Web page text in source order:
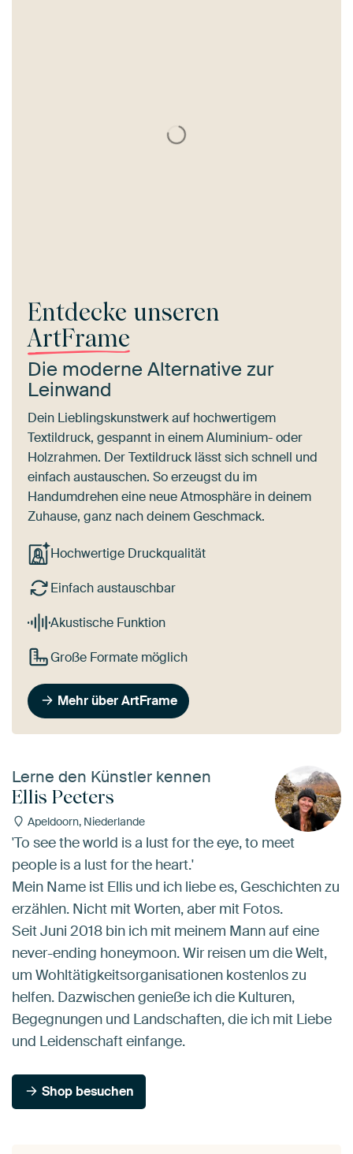
Entdecke unseren
ArtFrame
Die moderne Alternative zur
Leinwand
Dein Lieblingskunstwerk auf hochwertigem
Textildruck, gespannt in einem Aluminium- oder
Holzrahmen. Der Textildruck lässt sich schnell und
einfach austauschen. So erzeugst du im
Handumdrehen eine neue Atmosphäre in deinem
Zuhause, ganz nach deinem Geschmack.
Hochwertige Druckqualität
Einfach austauschbar
Akustische Funktion
Große Formate möglich
Mehr über ArtFrame
Lerne den Künstler kennen
Ellis Peeters
Apeldoorn, Niederlande
'To see the world is a lust for the eye, to meet
people is a lust for the heart.'
Mein Name ist Ellis und ich liebe es, Geschichten zu
erzählen. Nicht mit Worten, aber mit Fotos.
Seit Juni 2018 bin ich mit meinem Mann auf eine
never-ending honeymoon. Wir reisen um die Welt,
um Wohltätigkeitsorganisationen kostenlos zu
helfen. Dazwischen genieße ich die Kulturen,
Begegnungen und Landschaften, die ich mit Liebe
und Leidenschaft einfange.
Shop besuchen